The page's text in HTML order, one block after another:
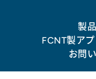
製
FCNT製ア
お問